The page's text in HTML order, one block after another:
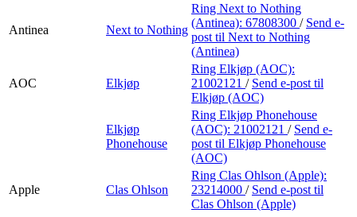
Antinea Next to Nothing
Ring Next to Nothing
(Antinea): 67808300 / Send e-
post til Next to Nothing
(Antinea)
AOC Elkjøp
Ring Elkjøp (AOC):
21002121 / Send e-post til
Elkjøp (AOC)
Elkjøp
Phonehouse
Ring Elkjøp Phonehouse
(AOC): 21002121 / Send e-
post til Elkjøp Phonehouse
(AOC)
Apple Clas Ohlson
Ring Clas Ohlson (Apple):
23214000 / Send e-post til
Clas Ohlson (Apple)